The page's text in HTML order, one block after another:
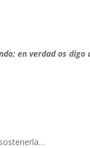
en verdad os